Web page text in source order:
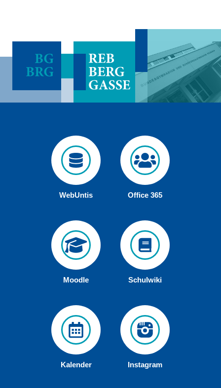
WebUntis Office 365
Moodle Schulwiki
Kalender Instagram